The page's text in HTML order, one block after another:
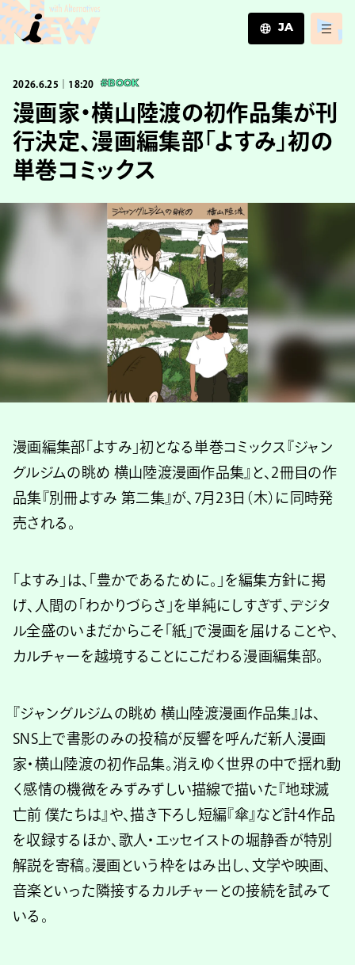
JA
ZH
2026.6.25｜18:20 #BOOK
漫画家・横山陸渡の初作品集が刊
行決定、漫画編集部「よすみ」初の
単巻コミックス
漫画編集部「よすみ」初となる単巻コミックス『ジャン
グルジムの眺め 横山陸渡漫画作品集』と、2冊目の作
品集『別冊よすみ 第二集』が、7月23日（木）に同時発
売される。
「よすみ」は、「豊かであるために。」を編集方針に掲
げ、人間の「わかりづらさ」を単純にしすぎず、デジタ
ル全盛のいまだからこそ「紙」で漫画を届けることや、
カルチャーを越境することにこだわる漫画編集部。
『ジャングルジムの眺め 横山陸渡漫画作品集』は、
SNS上で書影のみの投稿が反響を呼んだ新人漫画
家・横山陸渡の初作品集。消えゆく世界の中で揺れ動
く感情の機微をみずみずしい描線で描いた『地球滅
亡前 僕たちは』や、描き下ろし短編『傘』など計4作品
を収録するほか、歌人・エッセイストの堀静香が特別
解説を寄稿。漫画という枠をはみ出し、文学や映画、
音楽といった隣接するカルチャーとの接続を試みて
いる。